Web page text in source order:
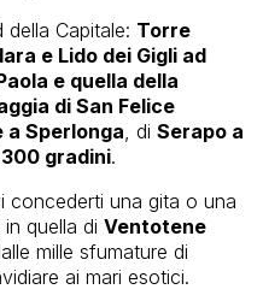
Capitale: Torre
e Lido dei Gigli ad
e quella della
di San Felice
a Sperlonga, di Serapo a
gradini.
concederti una gita o una
in quella di Ventotene
mille sfumature di
ai mari esotici.